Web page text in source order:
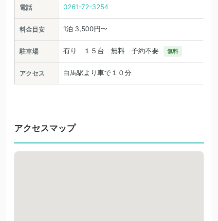
電話 0261-72-3254
料金目安 1泊 3,500円〜
駐車場 有り １５台 無料 予約不要 無料
アクセス 白馬駅より車で１０分
アクセスマップ